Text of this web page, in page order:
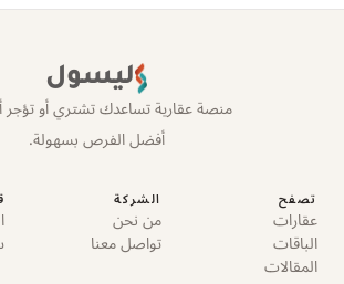
ليسول
منصة عقارية تساعدك تشتري أو تؤجر
أفضل الفرص بسهولة.
تصفح
عقارات
الباقات
المقالات
الشركة
من نحن
تواصل معنا